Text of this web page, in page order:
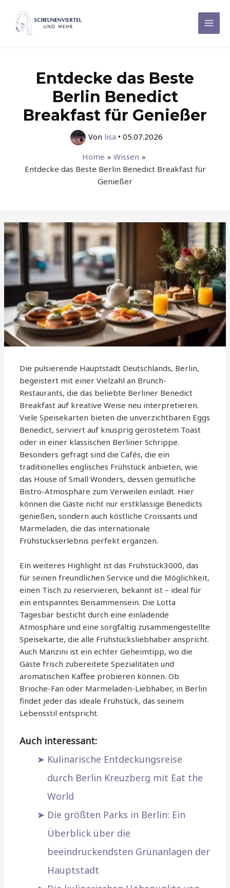
Inhalt
springen
Main
Entdecke das Beste
Berlin Benedict
Breakfast für Genießer
Von lisa • 05.07.2026
Home
Wissen
Entdecke das Beste Berlin Benedict Breakfast für
Genießer
Die pulsierende Hauptstadt Deutschlands, Berlin,
begeistert mit einer Vielzahl an Brunch-
Restaurants, die das beliebte Berliner Benedict
Breakfast auf kreative Weise neu interpretieren.
Viele Speisekarten bieten die unverzichtbaren Eggs
Benedict, serviert auf knusprig geröstetem Toast
oder in einer klassischen Berliner Schrippe.
Besonders gefragt sind die Cafés, die ein
traditionelles englisches Frühstück anbieten, wie
das House of Small Wonders, dessen gemütliche
Bistro-Atmosphäre zum Verweilen einlädt. Hier
können die Gäste nicht nur erstklassige Benedicts
genießen, sondern auch köstliche Croissants und
Marmeladen, die das internationale
Frühstückserlebnis perfekt ergänzen.
Ein weiteres Highlight ist das Frühstück3000, das
für seinen freundlichen Service und die Möglichkeit,
einen Tisch zu reservieren, bekannt ist – ideal für
ein entspanntes Beisammensein. Die Lotta
Tagesbar besticht durch eine einladende
Atmosphäre und eine sorgfältig zusammengestellte
Speisekarte, die alle Frühstücksliebhaber anspricht.
Auch Manzini ist ein echter Geheimtipp, wo die
Gäste frisch zubereitete Spezialitäten und
aromatischen Kaffee probieren können. Ob
Brioche-Fan oder Marmeladen-Liebhaber, in Berlin
findet jeder das ideale Frühstück, das seinem
Lebensstil entspricht.
Auch interessant:
Kulinarische Entdeckungsreise
durch Berlin Kreuzberg mit Eat the
World
Die größten Parks in Berlin: Ein
Überblick über die
beeindruckendsten Grünanlagen der
Hauptstadt